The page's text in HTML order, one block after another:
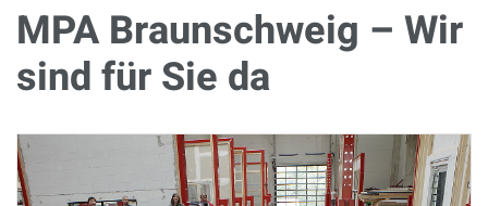
MPA Braunschweig – Wir
sind für Sie da